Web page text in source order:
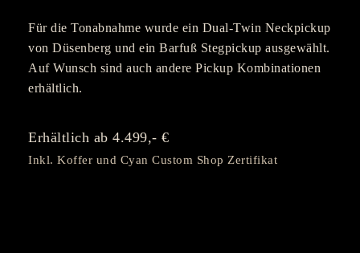
Für die Tonabnahme wurde ein Dual-Twin Neckpickup
von Düsenberg und ein Barfuß Stegpickup ausgewählt.
Auf Wunsch sind auch andere Pickup Kombinationen
erhältlich.
Erhältlich ab 4.499,- €
Inkl. Koffer und Cyan Custom Shop Zertifikat